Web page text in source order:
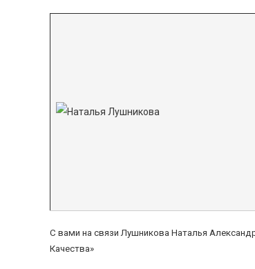
С вами на связи Лушникова Наталья
Качества»